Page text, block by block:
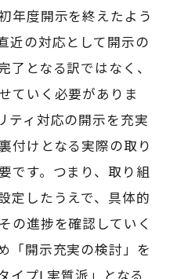
年度開示を終えたよう
近の対応として開示の
了となる訳ではなく、
ていく必要がありま
ティ対応の開示を充実
付けとなる実際の取り
です。つまり、取り組
定したうえで、具体的
の進捗を確認していく
「開示充実の検討」を